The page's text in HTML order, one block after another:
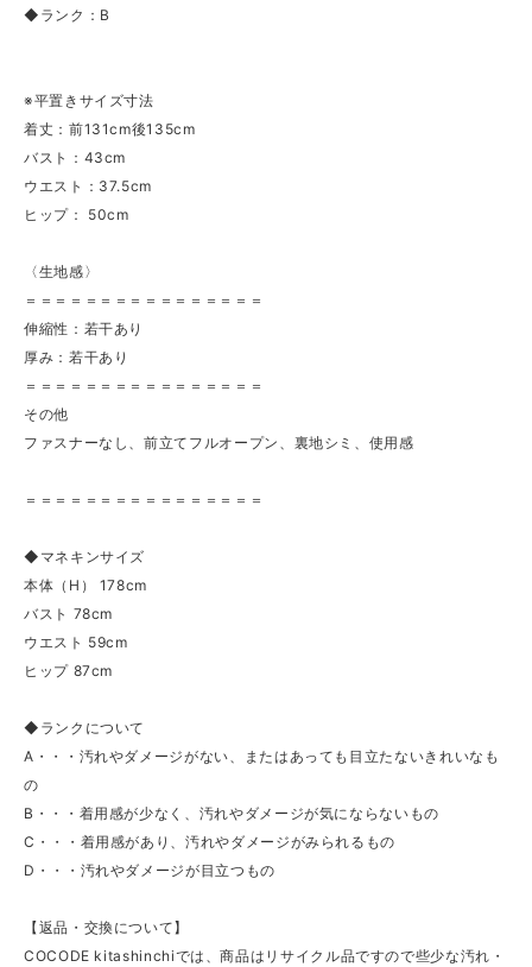
◆ランク：B
※平置きサイズ寸法
着丈：前131cm後135cm
バスト：43cm
ウエスト：37.5cm
ヒップ： 50cm
〈生地感〉
＝＝＝＝＝＝＝＝＝＝＝＝＝＝＝＝
伸縮性：若干あり
厚み：若干あり
＝＝＝＝＝＝＝＝＝＝＝＝＝＝＝＝
その他
ファスナーなし、前立てフルオープン、裏地シミ、使用感
＝＝＝＝＝＝＝＝＝＝＝＝＝＝＝＝
◆マネキンサイズ
本体（H） 178cm
バスト 78cm
ウエスト 59cm
ヒップ 87cm
◆ランクについて
A・・・汚れやダメージがない、またはあっても目立たないきれいなも
の
B・・・着用感が少なく、汚れやダメージが気にならないもの
C・・・着用感があり、汚れやダメージがみられるもの
D・・・汚れやダメージが目立つもの
【返品・交換について】
COCODE kitashinchiでは、商品はリサイクル品ですので些少な汚れ・